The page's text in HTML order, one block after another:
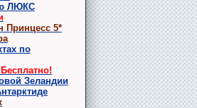
ЛЮКС
Принцесс 5*
по
Зеландии